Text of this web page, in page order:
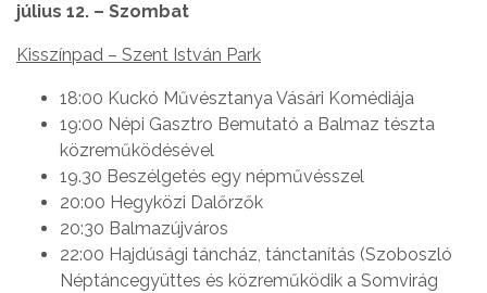
július 12. – Szombat
Kisszínpad – Szent István Park
18:00 Kuckó Művésztanya Vásári Komédiája
19:00 Népi Gasztro Bemutató a Balmaz tészta
közreműködésével
19.30 Beszélgetés egy népművésszel
20:00 Hegyközi Dalőrzők
20:30 Balmazújváros
22:00 Hajdúsági táncház, tánctanítás (Szoboszló
Néptáncegyüttes és közreműködik a Somvirág